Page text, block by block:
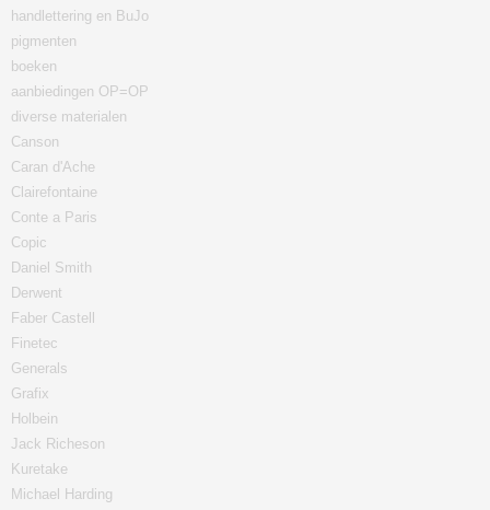
handlettering en BuJo
pigmenten
boeken
aanbiedingen OP=OP
diverse materialen
Canson
Caran d'Ache
Clairefontaine
Conte a Paris
Copic
Daniel Smith
Derwent
Faber Castell
Finetec
Generals
Grafix
Holbein
Jack Richeson
Kuretake
Michael Harding